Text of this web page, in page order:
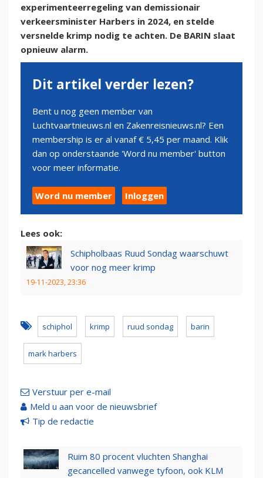
experimenteerregeling van demissionair
verkeersminister Harbers in 2024, en stelde
versnelde krimp nodig te achten. De BARIN slaat
opnieuw alarm.
Dit artikel verder lezen?
Bent u nog geen member van
Luchtvaartnieuws.nl en Zakenreisnieuws.nl? Een
membership is er al vanaf € 5,45 per maand. Klik
dan op onderstaande 'Word nu member' button
voor meer informatie.
Word nu member Inloggen
Lees ook:
Schipholbaas Ruud Sondag waarschuwt
voor nog meer krimp
19-11-2023, 23:36
schiphol krimp ruud sondag barin
mark harbers
Verstuur per e-mail
Meld u aan voor de nieuwsbrief
Tip de redactie
Ruim 80 procent vluchten Shanghai
gecancelled vanwege tyfoon, ook KLM